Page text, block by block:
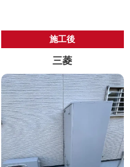
施工後
三菱